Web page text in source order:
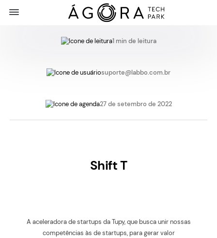
1 min de leitura
suporte@labbo.com.br
27 de setembro de 2022
Shift T
A aceleradora de startups da Tupy, que busca unir nossas
competências às de startups, para gerar valor